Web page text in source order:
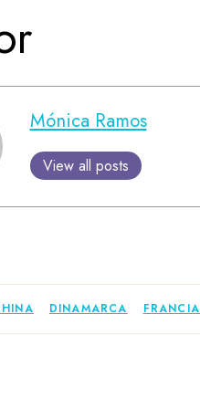
Mónica Ramos
View all posts
DINAMARCA FRANCIA